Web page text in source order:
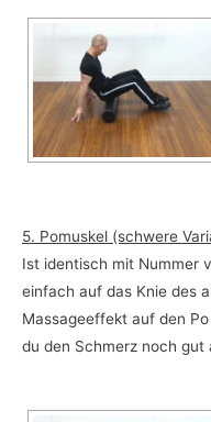
5. Pomuskel (schwere
Ist identisch mit Nummer
einfach auf das Knie des
Massageeffekt auf den
du den Schmerz noch gut